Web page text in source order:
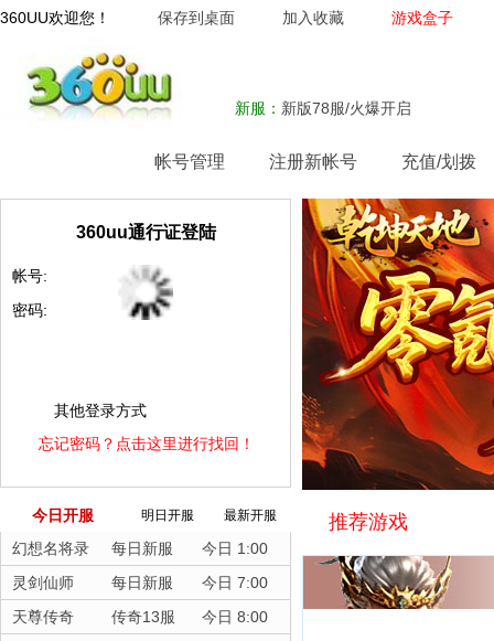
360UU欢迎您！ 保存到桌面 加入收藏 游戏盒子
新服： 新版78服/火爆开启
帐号管理 注册新帐号 充值/划拨
360uu通行证登陆
帐号:
密码:
其他登录方式
忘记密码？点击这里进行找回！
今日开服 明日开服 最新开服
幻想名将录 每日新服
今日 1:00
灵剑仙师
每日新服
今日 7:00
天尊传奇
传奇13服
今日 8:00
推荐游戏